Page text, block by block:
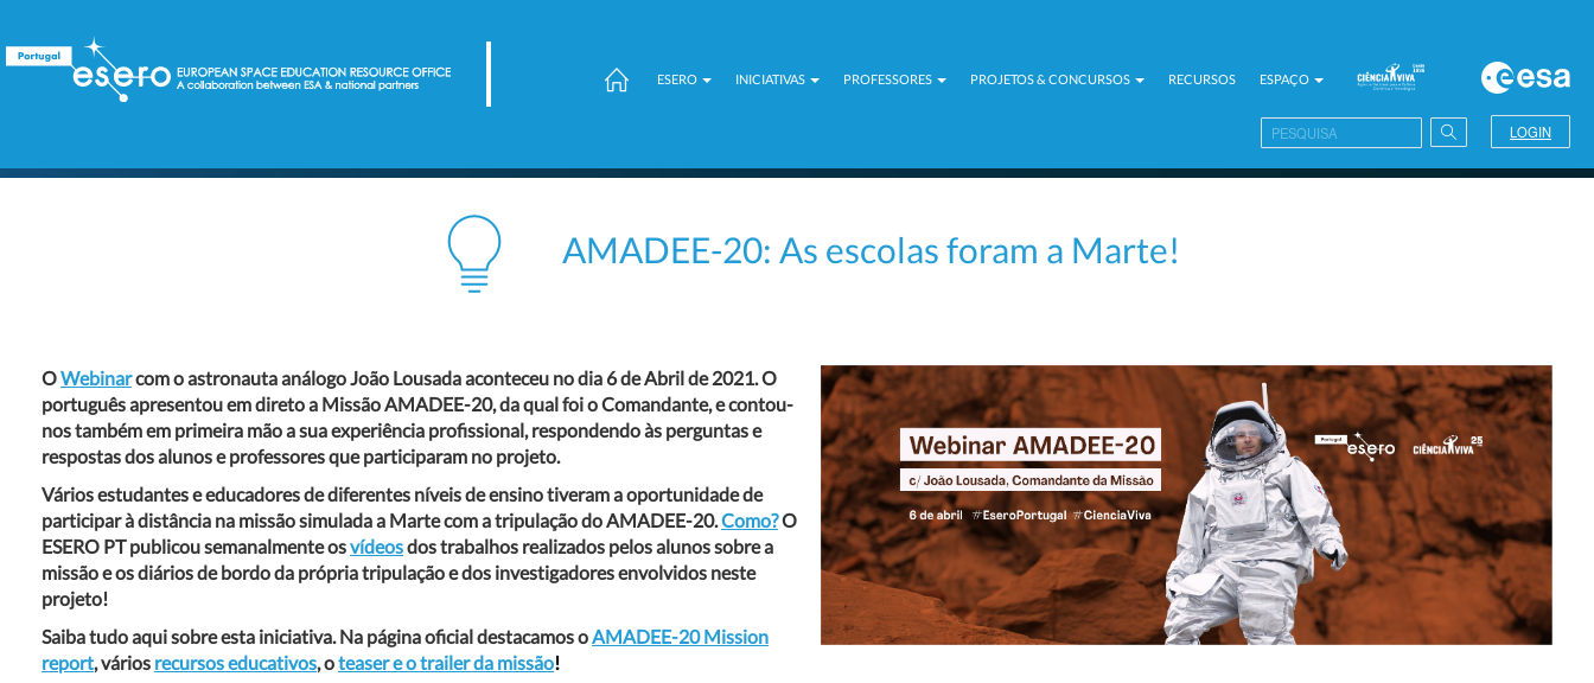
ESERO INICIATIVAS PROFESSORES PROJETOS & CONCURSOS RECURSOS ESPAÇO
LOGIN
AMADEE-20: As escolas foram a Marte!
OWebinarcom o astronauta análogo João Lousada aconteceu no dia 6 de Abril de 2021.O
português apresentou em direto a Missão AMADEE-20, da qual foi o Comandante, e contou-
nos também em primeira mão a sua experiência profissional, respondendo às perguntas e
respostas dos alunos e professores que participaram no projeto.
Vários estudantes e educadores de diferentes níveis de ensino tiveram a oportunidade de
participar à distância na missão simulada a Marte com a tripulação do AMADEE-20.Como?O
ESERO PT publicou semanalmente osvídeosdos trabalhos realizados pelos alunos sobre a
missão e os diários de bordo da própria tripulação e dos investigadores envolvidos neste
projeto!
Saiba tudo aqui sobre esta iniciativa. Na página oficial destacamos oAMADEE-20 Mission
report, vários recursos educativos, oteaser e o trailer da missão!